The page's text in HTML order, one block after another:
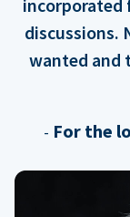
incorporated
discussions.
wanted and
- For the